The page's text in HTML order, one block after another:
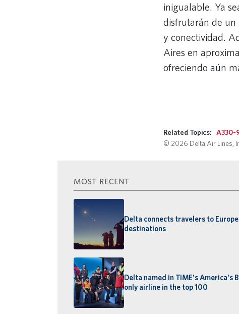
inigualable. Ya
disfrutarán de un
y conectividad.
Aires en
ofreciendo aún
Related Topics:
A330-
© 2026 Delta Air Lines,
MOST RECENT
Delta connects travelers to
destinations
Delta named in TIME's America's
only airline in the top 100